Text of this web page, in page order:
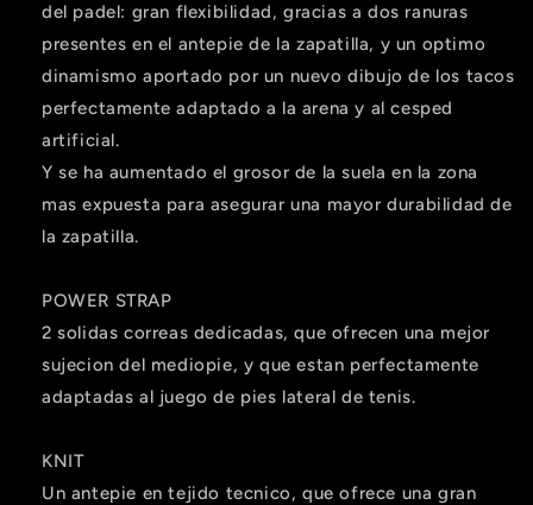
del padel: gran flexibilidad, gracias a dos ranuras
presentes en el antepie de la zapatilla, y un optimo
dinamismo aportado por un nuevo dibujo de los tacos
perfectamente adaptado a la arena y al cesped
artificial.
Y se ha aumentado el grosor de la suela en la zona
mas expuesta para asegurar una mayor durabilidad de
la zapatilla.
POWER STRAP
2 solidas correas dedicadas, que ofrecen una mejor
sujecion del mediopie, y que estan perfectamente
adaptadas al juego de pies lateral de tenis.
KNIT
Un antepie en tejido tecnico, que ofrece una gran
Agrega tu producto al carrito yelige
pagar con Meses sin Tarjeta.
2 En tu cuenta de Mercado Pago,
elige
la cantidad de mesesy confirma.
3 Paga mes a mes con saldo disponible,
Crédito sujeto a aprobación.
¿Tienes dudas? Consulta nuestraAyuda.